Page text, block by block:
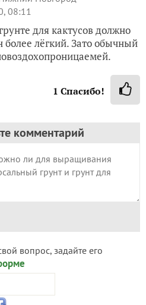
08:11
для кактусов должно
лёгкий. Зато обычный
1 Спасибо!
комментарий
вопрос, задайте его